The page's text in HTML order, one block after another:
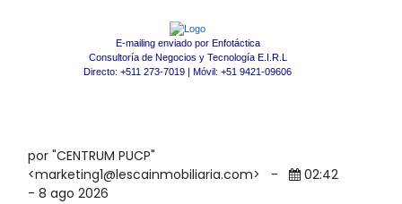
E-mailing enviado por Enfotáctica
Consultoría de Negocios y Tecnología E.I.R.L
Directo: +511 273-7019 | Móvil: +51 9421-09606
por "CENTRUM PUCP"
<marketing1@lescainmobiliaria.com>
-
02:42
- 8 ago 2026